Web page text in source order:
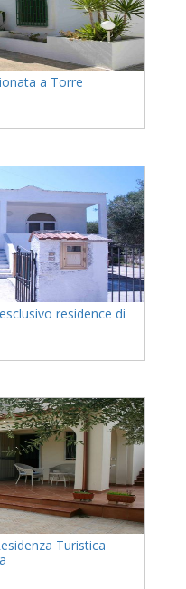
a Torre
residence di
Turistica